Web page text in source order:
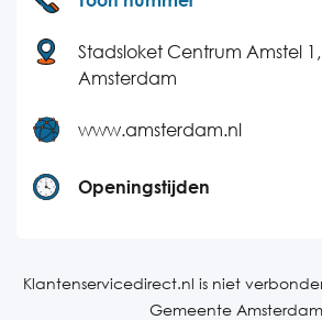
Stadsloket Centrum Amstel 1,
Amsterdam
www.amsterdam.nl
Openingstijden
Dinsdag
Klantenservicedirect.nl is niet
Gemeente